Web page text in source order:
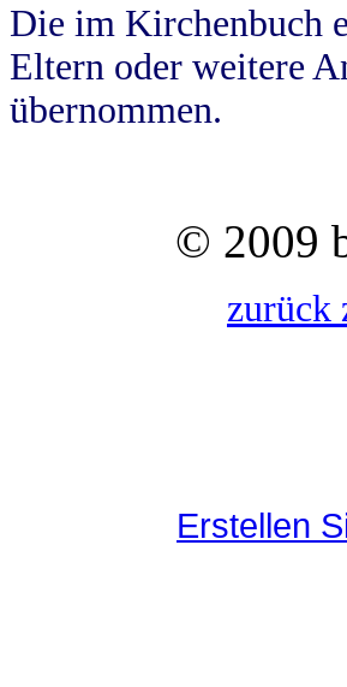
Die im Kirchenbuch
Eltern oder weitere
übernommen.
© 2009
zurück
Erstellen